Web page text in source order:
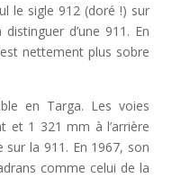
le sigle 912 (doré !) sur
d’une 911. En
nettement plus sobre
en Targa. Les voies
et 1 321 mm à l’arrière
la 911. En 1967, son
comme celui de la